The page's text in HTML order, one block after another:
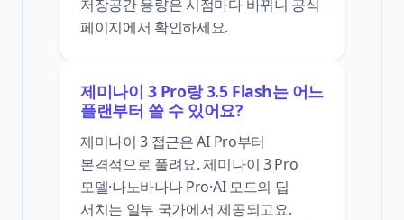
저장공간 용량은 시점마다 바뀌니 공식
페이지에서 확인하세요.
제미나이 3 Pro랑 3.5 Flash는 어느
플랜부터 쓸 수 있어요?
제미나이 3 접근은 AI Pro부터
본격적으로 풀려요. 제미나이 3 Pro
모델·나노바나나 Pro·AI 모드의 딥
서치는 일부 국가에서 제공되고요.